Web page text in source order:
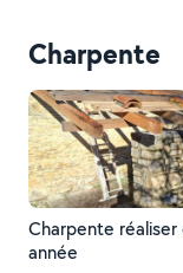
Charpente
Charpente
année